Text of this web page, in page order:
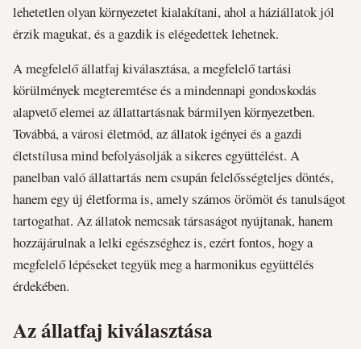
lehetetlen olyan környezetet kialakítani, ahol a háziállatok jól
érzik magukat, és a gazdik is elégedettek lehetnek.
A megfelelő állatfaj kiválasztása, a megfelelő tartási
körülmények megteremtése és a mindennapi gondoskodás
alapvető elemei az állattartásnak bármilyen környezetben.
Továbbá, a városi életmód, az állatok igényei és a gazdi
életstílusa mind befolyásolják a sikeres együttélést. A
panelban való állattartás nem csupán felelősségteljes döntés,
hanem egy új életforma is, amely számos örömöt és tanulságot
tartogathat. Az állatok nemcsak társaságot nyújtanak, hanem
hozzájárulnak a lelki egészséghez is, ezért fontos, hogy a
megfelelő lépéseket tegyük meg a harmonikus együttélés
érdekében.
Az állatfaj kiválasztása